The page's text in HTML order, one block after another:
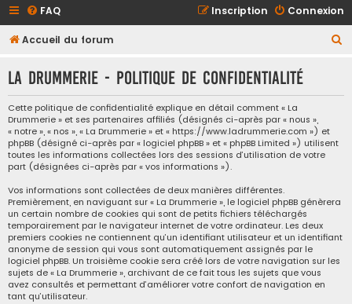
FAQ Connexion
Inscription
Accueil du forum
h
La Drummerie - Politique de confidentialité
Cette politique de confidentialité explique en détail comment « La
Drummerie » et ses partenaires affiliés (désignés ci-après par « nous »,
« notre », « nos », « La Drummerie » et « https://www.ladrummerie.com ») et
phpBB (désigné ci-après par « logiciel phpBB » et « phpBB Limited ») utilisent
toutes les informations collectées lors des sessions d’utilisation de votre
part (désignées ci-après par « vos informations »).
Vos informations sont collectées de deux manières différentes.
Premièrement, en naviguant sur « La Drummerie », le logiciel phpBB génèrera
un certain nombre de cookies qui sont de petits fichiers téléchargés
temporairement par le navigateur internet de votre ordinateur. Les deux
premiers cookies ne contiennent qu’un identifiant utilisateur et un identifiant
anonyme de session qui vous sont automatiquement assignés par le
logiciel phpBB. Un troisième cookie sera créé lors de votre navigation sur les
sujets de « La Drummerie », archivant de ce fait tous les sujets que vous
avez consultés et permettant d’améliorer votre confort de navigation en
tant qu’utilisateur.